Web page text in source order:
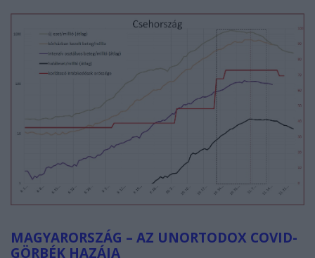
MAGYARORSZÁG – AZ UNORTODOX COVID-
GÖRBÉK HAZÁJA